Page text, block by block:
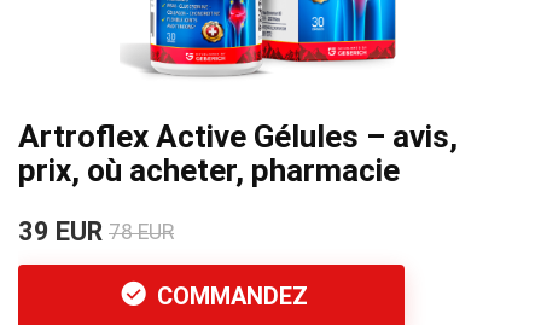
Artroflex Active Gélules – avis,
prix, où acheter, pharmacie
39 EUR 78 EUR
COMMANDEZ